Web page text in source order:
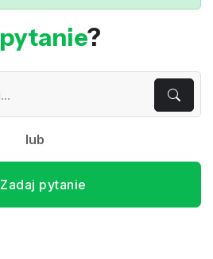
pytanie?
lub
Zadaj pytanie